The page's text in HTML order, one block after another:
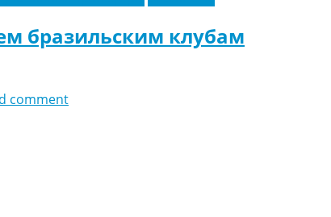
бразильским клубам
comment